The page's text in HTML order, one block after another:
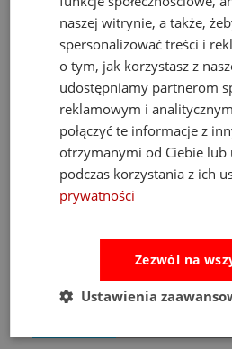
Fat Brain Toys dmuchawa
489,00
Cena regularna:
Najniższa cena:
naszej witrynie, a także,
spersonalizować treści i
o tym, jak korzystasz z
udostępniamy partnerom
reklamowym i
połączyć te informacje z
otrzymanymi od Ciebie lub
podczas korzystania z ich
prywatności
Zezwól na
Ustawienia